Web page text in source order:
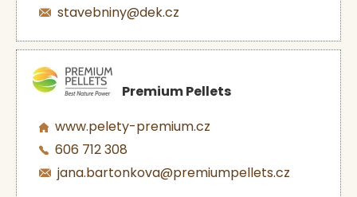
stavebniny@dek.cz
Premium Pellets
www.pelety-premium.cz
606 712 308
jana.bartonkova@premiumpellets.cz